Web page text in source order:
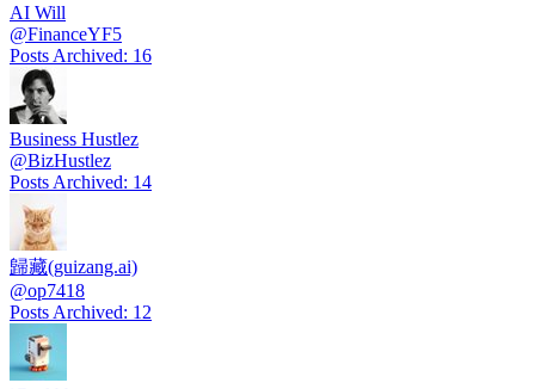
AI Will
@FinanceYF5
Posts Archived: 16
Business Hustlez
@BizHustlez
Posts Archived: 14
歸藏(guizang.ai)
@op7418
Posts Archived: 12